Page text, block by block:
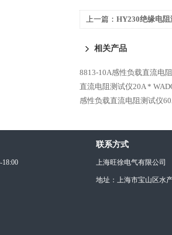
上一篇： HY230绝缘电
相关产品
8813-10A感性负载直流电
直流电阻测试仪20A *
感性负载直流电阻测试仪
联系方式
上海旺徐电气有限公司
地址：上海市宝山区水